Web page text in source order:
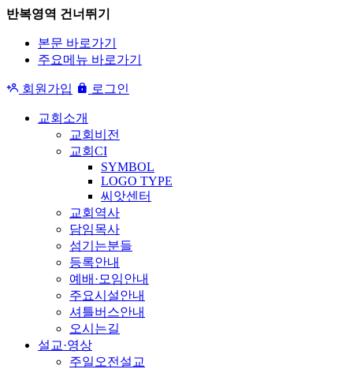
반복영역 건너뛰기
본문 바로가기
주요메뉴 바로가기
회원가입 로그인
교회소개
교회비전
교회CI
SYMBOL
LOGO TYPE
씨앗센터
교회역사
담임목사
섬기는분들
등록안내
예배·모임안내
주요시설안내
셔틀버스안내
오시는길
설교·영상
주일오전설교